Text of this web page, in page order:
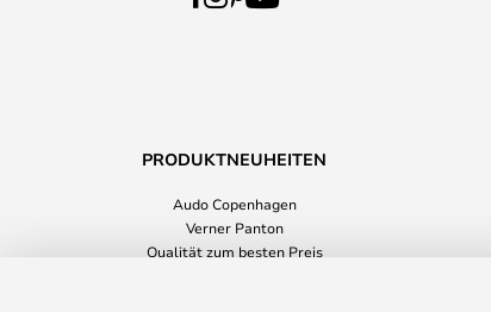
PRODUKTNEUHEITEN
Audo Copenhagen
Verner Panton
Qualität zum besten Preis